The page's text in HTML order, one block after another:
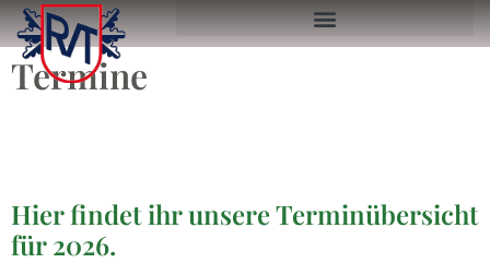
Termine
Hier findet ihr unsere Terminübersicht
für 2026.